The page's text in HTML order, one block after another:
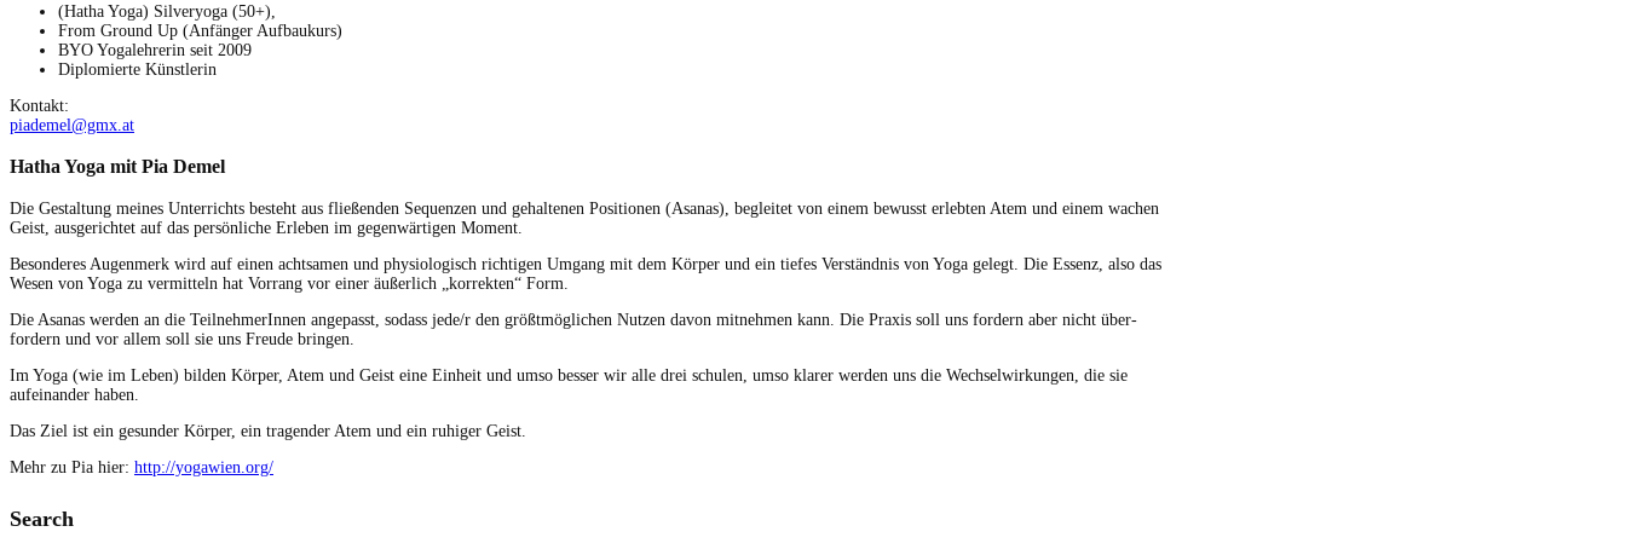
(Hatha Yoga) Sil­veryo­ga (50+),
From Ground Up (Anfänger Aufbaukurs)
BYO Yogalehrerin seit 2009
Diplomierte Kün­st­lerin
Kon­takt:
piademel@gmx.at
Hatha Yoga mit Pia Demel
Die Gestal­tung meines Unter­richts beste­ht aus fließen­den Sequen­zen und gehal­te­nen Posi­tio­nen (Asanas), begleit­et von einem bewusst erlebten Atem und einem wachen
Geist, aus­gerichtet auf das per­sön­liche Erleben im gegen­wär­ti­gen Moment.
Beson­deres Augen­merk wird auf einen acht­samen und phys­i­ol­o­gisch richti­gen Umgang mit dem Kör­p­er und ein tiefes Ver­ständ­nis von Yoga gelegt. Die Essenz, also das
Wesen von Yoga zu ver­mit­teln hat Vor­rang vor ein­er äußer­lich „kor­rek­ten“ Form.
Die Asanas wer­den an die Teil­nehmerIn­nen angepasst, sodass jede/r den größt­möglichen Nutzen davon mit­nehmen kann. Die Prax­is soll uns fordern aber nicht über­
fordern und vor allem soll sie uns Freude bringen.
Im Yoga (wie im Leben) bilden Kör­p­er, Atem und Geist eine Ein­heit und umso bess­er wir alle drei schulen, umso klar­er wer­den uns die Wech­sel­wirkun­gen, die sie
aufeinan­der haben.
Das Ziel ist ein gesun­der Kör­p­er, ein tra­gen­der Atem und ein ruhiger Geist.
Mehr zu Pia hier: http://yogawien.org/
Search